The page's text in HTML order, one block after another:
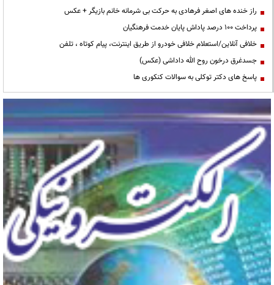
راز خنده های اصغر فرهادی به حرکت بی شرمانه خانم بازیگر + عکس
پرداخت ۱۰۰ درصد پاداش پایان خدمت فرهنگیان
خلافی آنلاین/استعلام خلافی خودرو از طریق اینترنت، پیام کوتاه ، تلفن
جسدغرق درخون روح الله داداشی (عکس)
پاسخ های دکتر توکلی به سوالات کنکوری ها